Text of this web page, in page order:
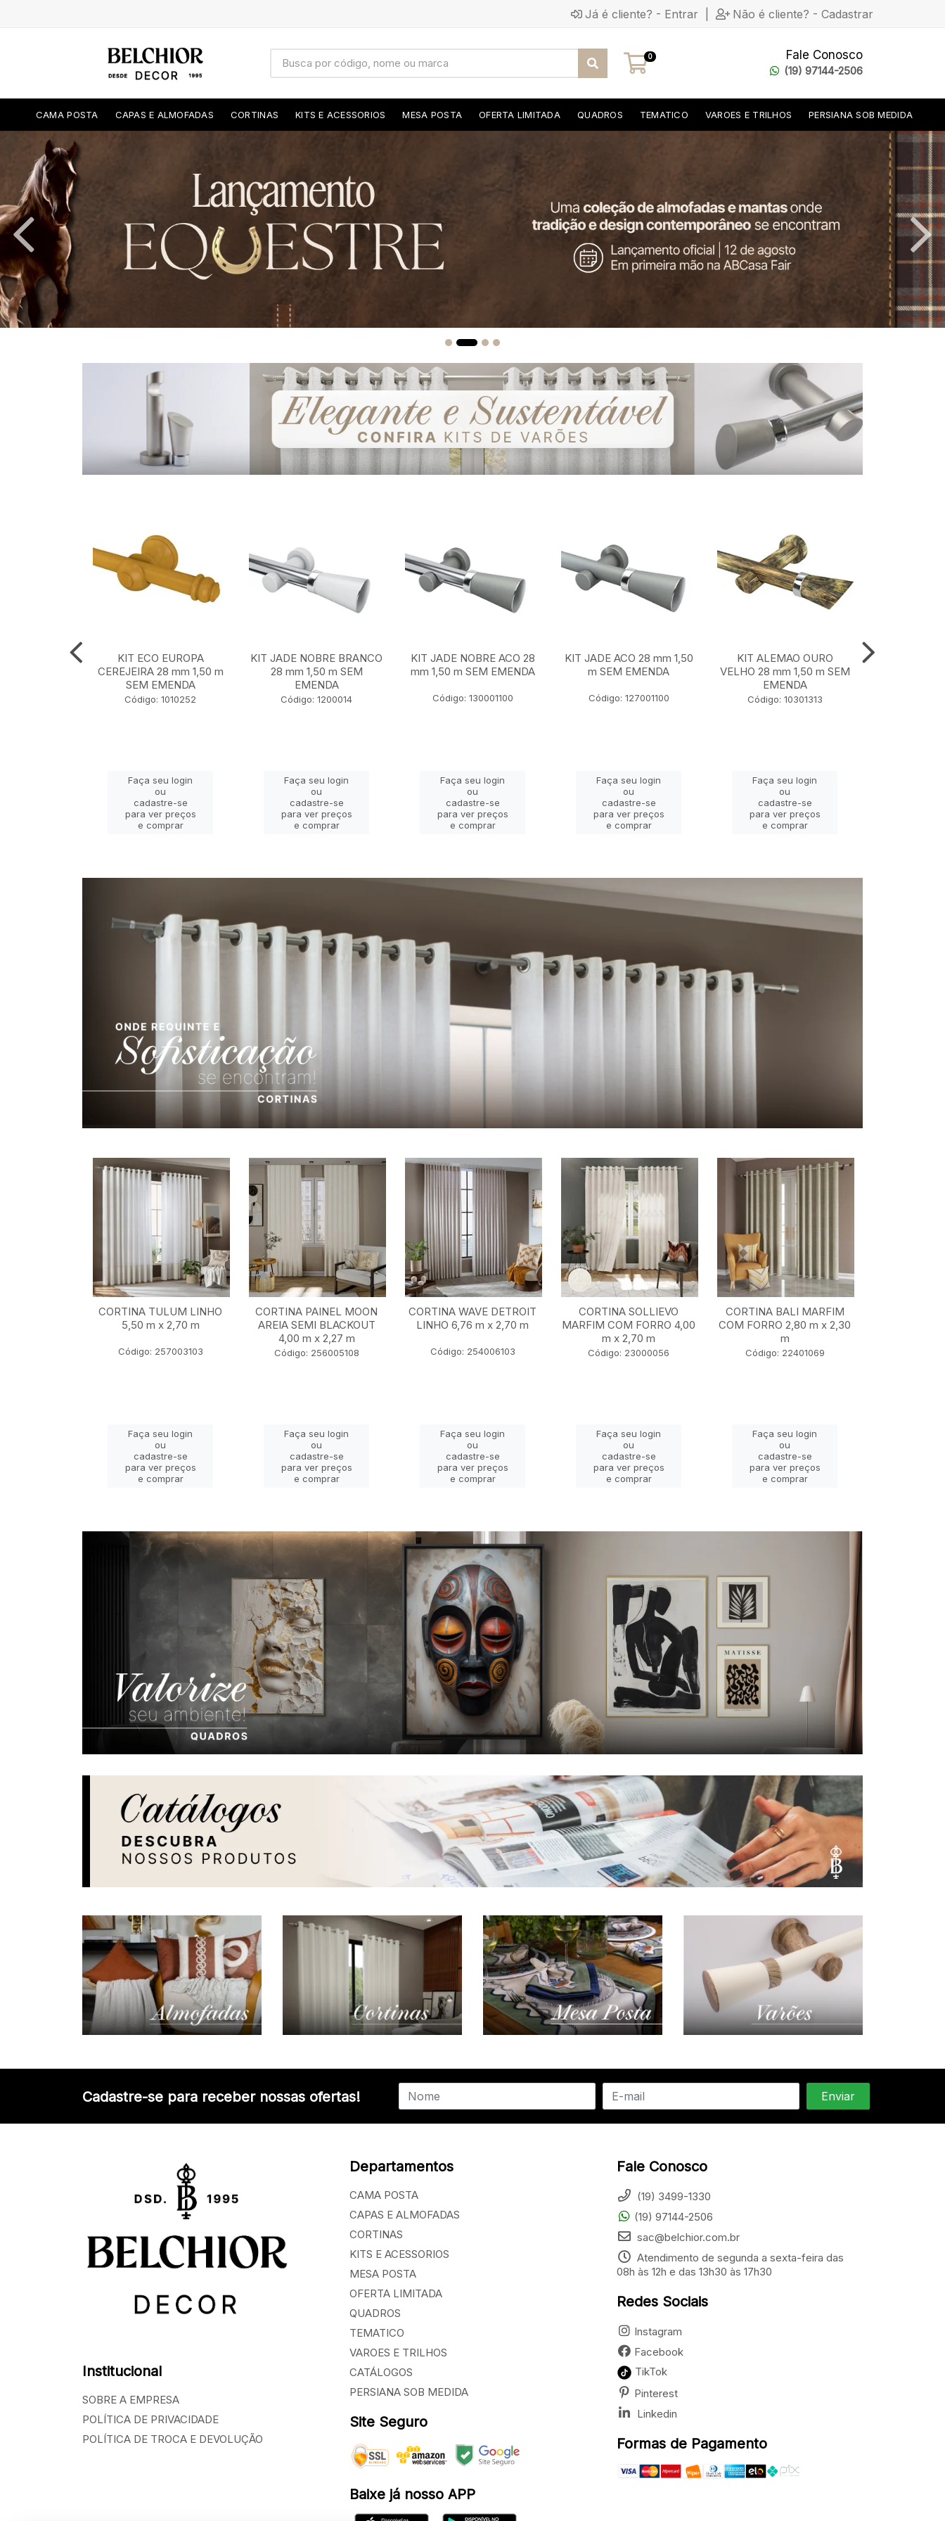
Já é cliente? - Entrar Não é cliente? - Cadastrar
0 Fale Conosco
(19) 97144-2506
CAMA POSTA CAPAS E ALMOFADAS CORTINAS KITS E ACESSORIOS MESA POSTA OFERTA LIMITADA QUADROS TEMATICO VAROES E TRILHOS PERSIANA SOB MEDIDA
KIT ECO EUROPA
CEREJEIRA 28 mm 1,50 m
SEM EMENDA
Código: 1010252
Faça seu login
ou
cadastre-se
para ver preços
e comprar
KIT JADE NOBRE BRANCO
28 mm 1,50 m SEM
EMENDA
Código: 1200014
Faça seu login
ou
cadastre-se
para ver preços
e comprar
KIT JADE NOBRE ACO 28
mm 1,50 m SEM EMENDA
Código: 130001100
Faça seu login
ou
cadastre-se
para ver preços
e comprar
KIT JADE ACO 28 mm 1,50
m SEM EMENDA
Código: 127001100
Faça seu login
ou
cadastre-se
para ver preços
e comprar
KIT ALEMAO OURO
VELHO 28 mm 1,50 m SEM
EMENDA
Código: 10301313
Faça seu login
ou
cadastre-se
para ver preços
e comprar
CORTINA TULUM LINHO
5,50 m x 2,70 m
Código: 257003103
Faça seu login
ou
cadastre-se
para ver preços
e comprar
CORTINA PAINEL MOON
AREIA SEMI BLACKOUT
4,00 m x 2,27 m
Código: 256005108
Faça seu login
ou
cadastre-se
para ver preços
e comprar
CORTINA WAVE DETROIT
LINHO 6,76 m x 2,70 m
Código: 254006103
Faça seu login
ou
cadastre-se
para ver preços
e comprar
CORTINA SOLLIEVO
MARFIM COM FORRO 4,00
m x 2,70 m
Código: 23000056
Faça seu login
ou
cadastre-se
para ver preços
e comprar
CORTINA BALI MARFIM
COM FORRO 2,80 m x 2,30
m
Código: 22401069
Faça seu login
ou
cadastre-se
para ver preços
e comprar
Cadastre-se para receber nossas ofertas!
Institucional
SOBRE A EMPRESA
POLÍTICA DE PRIVACIDADE
POLÍTICA DE TROCA E DEVOLUÇÃO
Departamentos
CAMA POSTA
CAPAS E ALMOFADAS
CORTINAS
KITS E ACESSORIOS
MESA POSTA
OFERTA LIMITADA
QUADROS
TEMATICO
VAROES E TRILHOS
CATÁLOGOS
PERSIANA SOB MEDIDA
Site Seguro
Baixe já nosso APP
Fale Conosco
(19) 3499-1330
(19) 97144-2506
sac@belchior.com.br
Atendimento de segunda a sexta-feira das
08h às 12h e das 13h30 às 17h30
Redes Sociais
Instagram
Facebook
TikTok
Pinterest
Linkedin
Formas de Pagamento